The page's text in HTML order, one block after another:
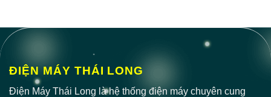
ĐIỆN MÁY THÁI LONG
Điện Máy Thái Long là hệ thống điện máy chuyên cung